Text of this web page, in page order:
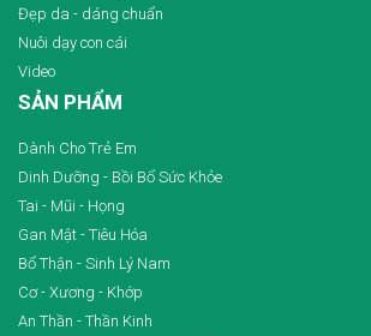
Đẹp da - dáng chuẩn
Nuôi dạy con cái
Video
SẢN PHẨM
Dành Cho Trẻ Em
Dinh Dưỡng - Bồi Bổ Sức Khỏe
Tai - Mũi - Họng
Gan Mật - Tiêu Hóa
Bổ Thận - Sinh Lý Nam
Cơ - Xương - Khớp
An Thần - Thần Kinh